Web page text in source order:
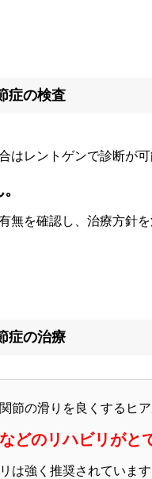
症の検査
はレントゲンで診断が可
無を確認し、治療方針を
症の治療
節の滑りを良くするヒ
どのリハビリがと
は強く推奨されています